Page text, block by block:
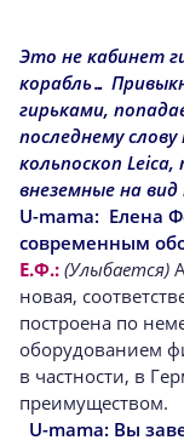
Это не кабинет
корабль…
гирьками,
последнему
кольпоскоп
внеземные на вид
U-mama: Елена
современным
Е.Ф.: (Улыбается)
новая,
построена по
оборудованием
в частности, в
преимуществом.
U-mama: Вы